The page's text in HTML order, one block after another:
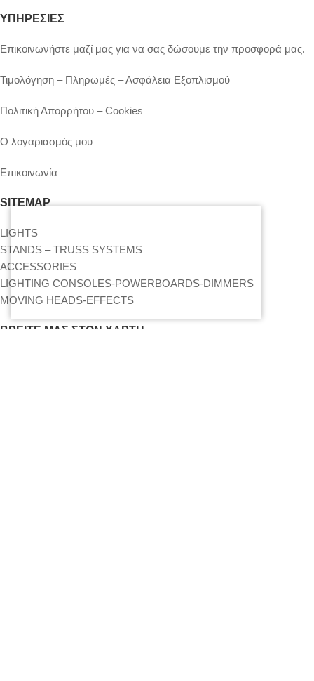
ΥΠΗΡΕΣΙΕΣ
Επικοινωνήστε μαζί μας για να σας δώσουμε την προσφορά μας.
Τιμολόγηση – Πληρωμές – Ασφάλεια Εξοπλισμού
Πολιτική Απορρήτου – Cookies
Ο λογαριασμός μου
Επικοινωνία
SITEMAP
LIGHTS
STANDS – TRUSS SYSTEMS
ACCESSORIES
LIGHTING CONSOLES-POWERBOARDS-DIMMERS
MOVING HEADS-EFFECTS
ΒΡΕΊΤΕ ΜΑΣ ΣΤΟΝ ΧΆΡΤΗ